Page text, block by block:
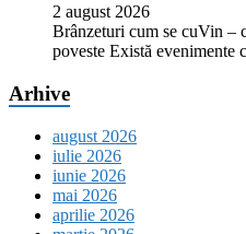
2 august 2026
Brânzeturi cum se cuVin –
poveste Există evenimente
Arhive
august 2026
iulie 2026
iunie 2026
mai 2026
aprilie 2026